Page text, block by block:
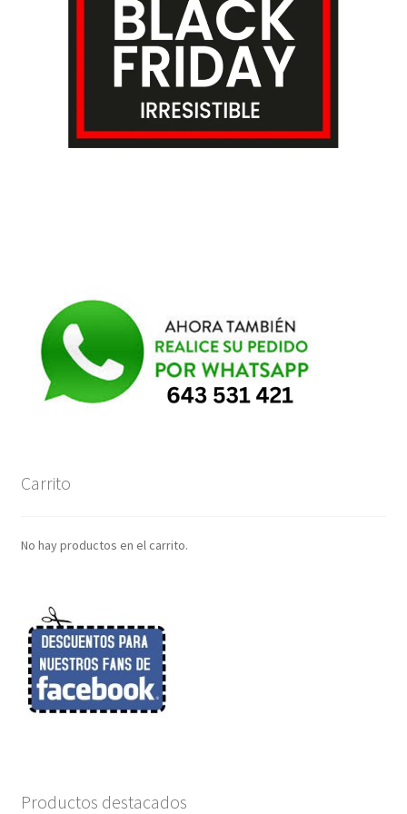
Carrito
No hay productos en el carrito.
Productos destacados